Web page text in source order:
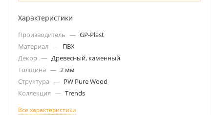
Характеристики
Производитель — GP-Plast
Материал — ПВХ
Декор — Древесный, каменный
Толщина — 2 мм
Структура — PW Pure Wood
Коллекция — Trends
Все характеристики